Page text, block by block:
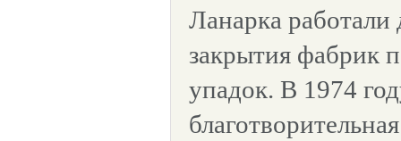
Ланарка работали
закрытия фабрик
упадок. В 1974